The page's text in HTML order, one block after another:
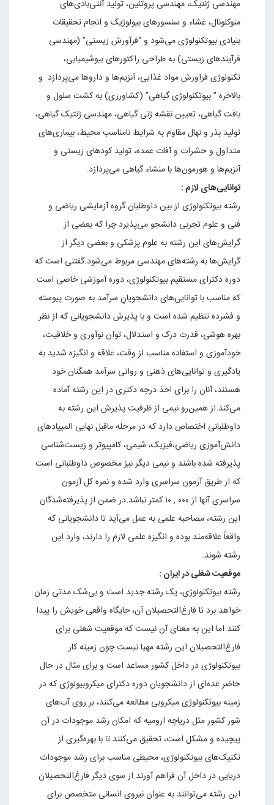
مهندسی‌ ژنتیک‌، مهندسی‌ پروتئین‌، تولید آنتی‌بادی‌های‌
منوکلونال‌، غشاء و سنسورهای‌ بیولوژیک‌ و انجام‌ تحقیقات‌
بنیادی‌ بیوتکنولوژی‌ می‌شود و “فرآورش‌ زیستی‌” (مهندسی‌
فرآیندهای‌ زیستی‌) به‌ طراحی‌ راکتورهای‌ بیوشیمیایی‌،
تکنولوژی‌ فراورش‌ مواد غذایی‌، آنزیم‌ها و داروها می‌پردازد. و
بالاخره‌ ” بیوتکنولوژی‌ گیاهی‌” (کشاورزی‌) به‌ کشت‌ سلول‌ و
بافت‌ گیاهی‌، تعیین‌ نقشه‌ ژنی‌ گیاهی‌، مهندسی‌ ژنتیک‌ گیاهی‌،
تولید بذر و نهال‌ مقاوم‌ به‌ شرایط‌ نامناسب‌ محیط‌، بیماری‌های‌
متداول‌ و حشرات‌ و آفات‌ عمده‌، تولید کودهای‌ زیستی‌ و
آنزیم‌ها و هورمون‌ها با منشاء گیاهی‌ می‌پردازد.
توانایی‌های‌ لازم‌ :
رشته‌ بیوتکنولوژی‌ از بین‌ داوطلبان‌ گروه‌ آزمایشی‌ ریاضی‌ و
فنی‌ و علوم‌ تجربی‌ دانشجو می‌پذیرد چرا که‌ بعضی‌ از
گرایش‌های‌ این‌ رشته‌ به‌ علوم‌ پزشکی‌ و بعضی‌ دیگر از
گرایش‌ها به‌ رشته‌های‌ مهندسی‌ مربوط‌ می‌شود.گفتنی‌ است‌ که‌
دوره‌ دکترای‌ مستقیم‌ بیوتکنولوژی‌، دوره‌ آموزشی‌ خاصی‌ است‌
که‌ مناسب‌ با توانایی‌های‌ دانشجویانِ سرآمد به‌ صورت‌ پیوسته‌
و فشرده‌ تنظیم‌ شده‌ است‌ و با پذیرش‌ دانشجویانی‌ که‌ از نظر
بهره‌ هوشی‌، قدرت‌ درک‌ و استدلال‌، توان‌ نوآوری‌ و خلاقیت‌،
خودآموزی‌ و استفاده‌ مناسب‌ از وقت‌، علاقه‌ و انگیزه‌ شدید به‌
یادگیری‌ و توانایی‌های‌ ذهنی‌ و روانی‌ سرآمد همگنان‌ خود
هستند، آنان‌ را برای‌ اخذ درجه‌ دکتری‌ در این‌ رشته‌ آماده‌
‌می‌کند.از همین‌رو نیمی‌ از ظرفیت‌ پذیرش‌ این‌ رشته‌ به‌
داوطلبانی‌ اختصاص‌ دارد که‌ در مرحله‌ ماقبل‌ نهایی‌ المپیادهای‌
دانش‌آموزی‌ ریاضی‌،فیزیک‌، شیمی‌، کامپیوتر و زیست‌شناسی‌
پذیرفته‌ شده‌ باشند و نیمی‌ دیگر نیز مخصوص‌ داوطلبانی‌ است‌
که‌ از طریق‌ آزمون‌ سراسری‌ وارد شده‌ و نمره‌ کل‌ آزمون‌
سراسری‌ آنها از ۰۰۰ , ۱۰ کمتر نباشد.در ضمن‌ از پذیرفته‌شدگان‌
این‌ رشته‌، مصاحبه‌ علمی‌ به‌ عمل‌ می‌آید تا دانشجویانی‌ که‌
واقعاً علاقه‌مند بوده‌ و انگیزه‌ علمی‌ لازم‌ را دارند، وارد این‌
رشته‌ شوند.
موقعیت‌ شغلی‌ در ایران :
رشته‌ بیوتکنولوژی‌، یک‌ رشته‌ جدید است‌ و بی‌شک‌ مدتی‌ زمان‌
خواهد برد تا فارغ‌التحصیلان‌ آن‌، جایگاه‌ واقعی‌ خویش‌ را پیدا
کنند اما این‌ به‌ معنای‌ آن‌ نیست‌ که‌ موقعیت‌ شغلی‌ برای‌
فارغ‌التحصیلان‌ این‌ رشته‌ مهیا نیست چون‌ زمینه‌ کار
بیوتکنولوژی‌ در داخل‌ کشور مساعد است‌ و برای‌ مثال‌ در حال‌
حاضر عده‌ای‌ از دانشجویان‌ دوره‌ دکترای‌ میکروبیولوژی‌ که‌ در
زمینه‌ بیوتکنولوژی‌ میکروبی‌ مطالعه‌ می‌کنند، بر روی‌ آب‌های‌
شور کشور مثل‌ دریاچه‌ ارومیه‌ که‌ امکان‌ رشد موجودات‌ در آن‌
پیچیده‌ و مشکل‌ است‌، تحقیق‌ می‌کنند تا با بهره‌گیری‌ از
تکنیک‌های‌ بیوتکنولوژی‌، محیطی‌ مناسب‌ برای‌ رشد موجودات‌
دریایی‌ در داخل‌ آن‌ فراهم‌ آورند.از سوی‌ دیگر فارغ‌التحصیلان‌
این‌ رشته‌ می‌توانند به‌ عنوان‌ نیروی‌ انسانی‌ متخصص‌ برای‌